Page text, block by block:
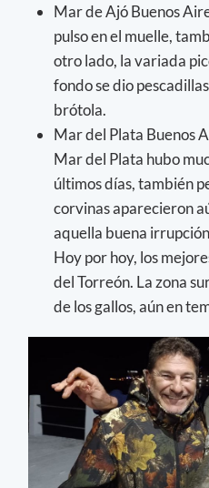
Mar de Ajó Buenos
pulso en el muelle,
otro lado, la variada
fondo se dio
brótola.
Mar del Plata Buenos
Mar del Plata hubo
últimos días, también
corvinas aparecieron
aquella buena
Hoy por hoy, los
del Torreón. La zona
de los gallos, aún en